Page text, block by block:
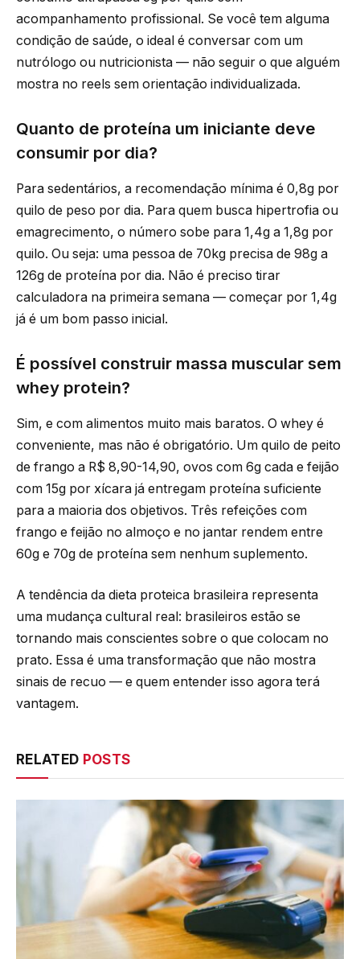
acompanhamento profissional. Se você tem alguma
condição de saúde, o ideal é conversar com um
nutrólogo ou nutricionista — não seguir o que alguém
mostra no reels sem orientação individualizada.
Quanto de proteína um iniciante deve
consumir por dia?
Para sedentários, a recomendação mínima é 0,8g por
quilo de peso por dia. Para quem busca hipertrofia ou
emagrecimento, o número sobe para 1,4g a 1,8g por
quilo. Ou seja: uma pessoa de 70kg precisa de 98g a
126g de proteína por dia. Não é preciso tirar
calculadora na primeira semana — começar por 1,4g
já é um bom passo inicial.
É possível construir massa muscular sem
whey protein?
Sim, e com alimentos muito mais baratos. O whey é
conveniente, mas não é obrigatório. Um quilo de peito
de frango a R$ 8,90-14,90, ovos com 6g cada e feijão
com 15g por xícara já entregam proteína suficiente
para a maioria dos objetivos. Três refeições com
frango e feijão no almoço e no jantar rendem entre
60g e 70g de proteína sem nenhum suplemento.
A tendência da dieta proteica brasileira representa
uma mudança cultural real: brasileiros estão se
tornando mais conscientes sobre o que colocam no
prato. Essa é uma transformação que não mostra
sinais de recuo — e quem entender isso agora terá
vantagem.
RELATED POSTS